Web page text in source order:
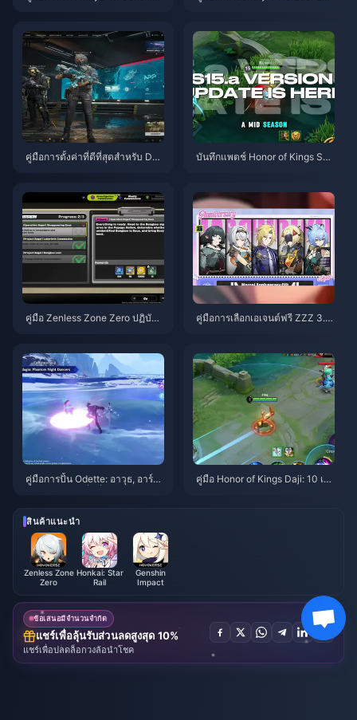
คู่มือการตั้งค่าที่ดีที่สุดสำหรับ Delt
บันทึกแพตช์ Honor of Kings S1
คู่มือ Zenless Zone Zero ปฏิบัติก
คู่มือการเลือกเอเจนต์ฟรี ZZZ 3.1 |
คู่มือการปั้น Odette: อาวุธ, อาร์ติ
คู่มือ Honor of Kings Daji: 10 เค
สินค้าแนะนำ
Zenless Zone
Zero
Honkai: Star
Rail
Genshin
Impact
ข้อเสนอมีจำนวนจำกัด
แชร์เพื่อลุ้นรับส่วนลดสูงสุด 10%
แชร์เพื่อปลดล็อกวงล้อนำโชค